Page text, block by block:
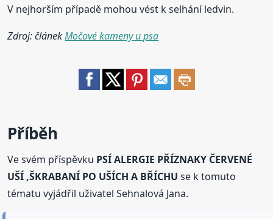
V nejhorším případě mohou vést k selhání ledvin.
Zdroj: článekMočové kameny u psa
Příběh
Ve svém příspěvku PSÍ ALERGIE PŘÍZNAKY ČERVENÉ
UŠÍ ,ŠKRABANÍ PO UŠÍCH A BŘÍCHU se k tomuto
tématu vyjádřil uživatel Sehnalová Jana.